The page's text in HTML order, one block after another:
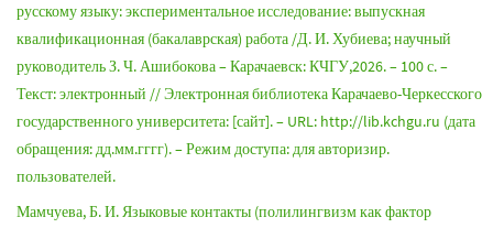
русскому языку: экспериментальное исследование: выпускная
квалификационная (бакалаврская) работа /Д. И. Хубиева; научный
руководитель З. Ч. Ашибокова – Карачаевск: КЧГУ,2026. – 100 с. –
Текст: электронный // Электронная библиотека Карачаево-Черкесского
государственного университета: [сайт]. – URL: http://lib.kchgu.ru (дата
обращения: дд.мм.гггг). – Режим доступа: для авторизир.
пользователей.
Мамчуева, Б. И. Языковые контакты (полилингвизм как фактор